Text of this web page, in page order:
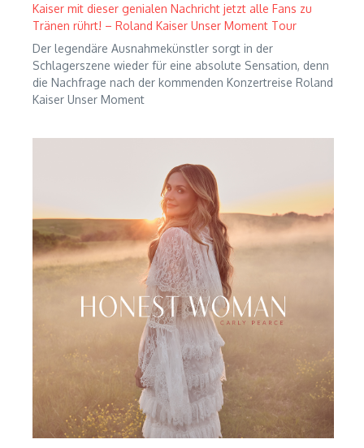
Kaiser mit dieser genialen Nachricht jetzt alle Fans zu
Tränen rührt! – Roland Kaiser Unser Moment Tour
Der legendäre Ausnahmekünstler sorgt in der
Schlagerszene wieder für eine absolute Sensation, denn
die Nachfrage nach der kommenden Konzertreise Roland
Kaiser Unser Moment